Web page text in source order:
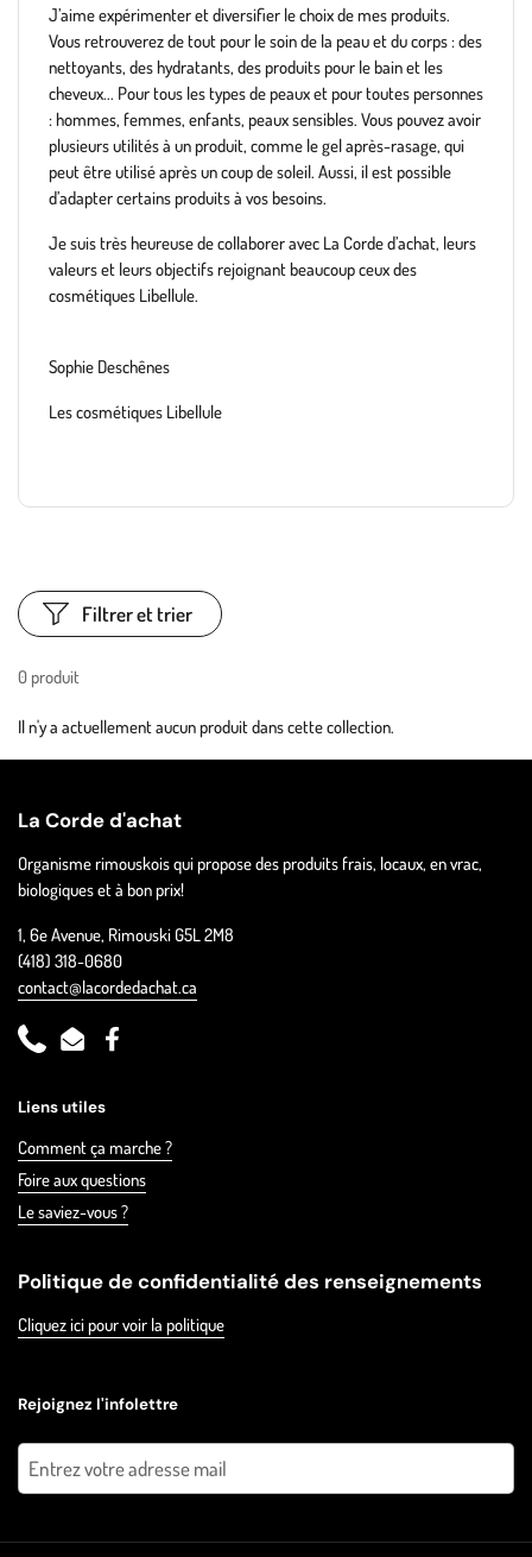
J’aime expérimenter et diversifier le choix de mes produits.
Vous retrouverez de tout pour le soin de la peau et du corps : des
nettoyants, des hydratants, des produits pour le bain et les
cheveux... Pour tous les types de peaux et pour toutes personnes
: hommes, femmes, enfants, peaux sensibles. Vous pouvez avoir
plusieurs utilités à un produit, comme le gel après-rasage, qui
peut être utilisé après un coup de soleil. Aussi, il est possible
d’adapter certains produits à vos besoins.
Je suis très heureuse de collaborer avec La Corde d’achat, leurs
valeurs et leurs objectifs rejoignant beaucoup ceux des
cosmétiques Libellule.
Sophie Deschênes
Les cosmétiques Libellule
0 produit
Filtrer et trier
Il n'y a actuellement aucun produit dans cette collection.
La Corde d'achat
Organisme rimouskois qui propose des produits frais, locaux, en vrac,
biologiques et à bon prix!
1, 6e Avenue, Rimouski G5L 2M8
(418) 318-0680
contact@lacordedachat.ca
PhoneEmailFacebook
Liens utiles
Comment ça marche ?
Foire aux questions
Le saviez-vous ?
Politique de confidentialité des renseignements
Cliquez ici pour voir la politique
Rejoignez l'infolettre